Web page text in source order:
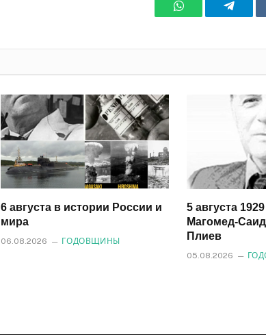
WhatsApp
6 августа в истории России и
мира
06.08.2026 ГОДОВЩИНЫ
5 августа
Плиев
05.08.2026